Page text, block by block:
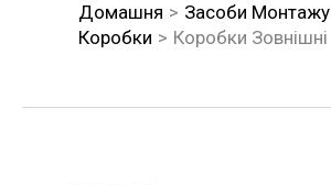
Домашня
Засоби Монтажу
Коробки
Коробки Зовнішні